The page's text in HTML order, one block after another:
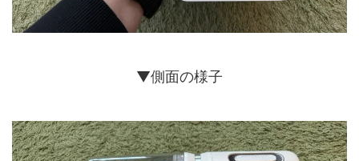
▼側面の様子